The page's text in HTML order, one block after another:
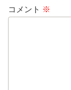
コメント ※